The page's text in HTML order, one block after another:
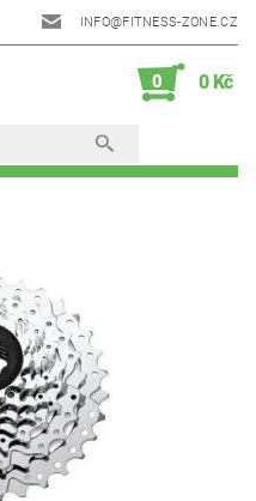
INFO@FITNESS-ZONE.CZ
0 0 Kč